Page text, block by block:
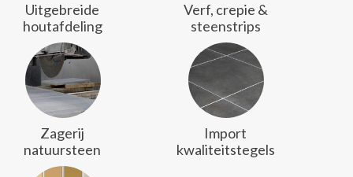
Uitgebreide
houtafdeling
Verf, crepie &
steenstrips
Zagerij
natuursteen
Import
kwaliteitstegels